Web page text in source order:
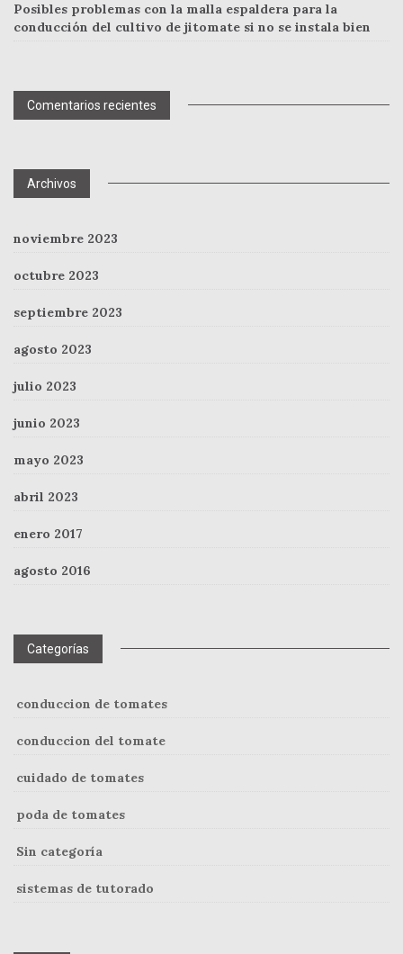
Posibles problemas con la malla espaldera para la
conducción del cultivo de jitomate si no se instala bien
Comentarios recientes
Archivos
noviembre 2023
octubre 2023
septiembre 2023
agosto 2023
julio 2023
junio 2023
mayo 2023
abril 2023
enero 2017
agosto 2016
Categorías
conduccion de tomates
conduccion del tomate
cuidado de tomates
poda de tomates
Sin categoría
sistemas de tutorado